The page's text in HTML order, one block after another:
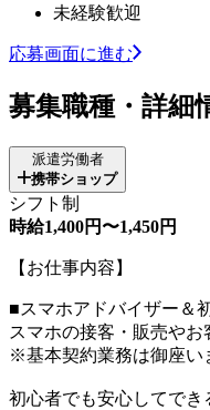
未経験歓迎
応募画面に進む
募集職種・詳細
派遣労働者
携帯ショップ
シフト制
時給1,400円〜1,450円
【お仕事内容】
■スマホアドバイザー＆
スマホの接客・販売や
※基本契約業務は御座い
初心者でも安心してでき